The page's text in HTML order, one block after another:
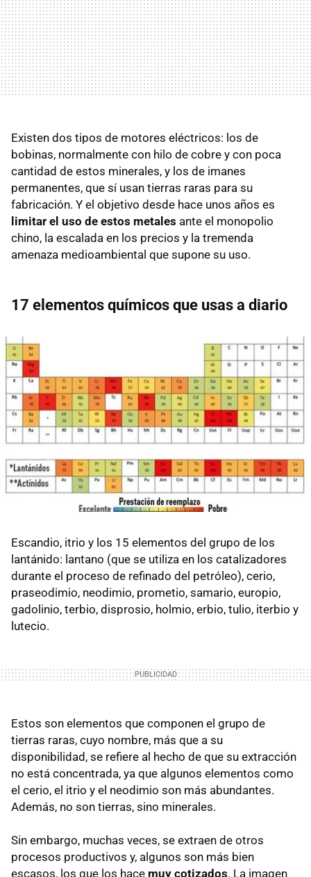
Existen dos tipos de motores eléctricos: los de
bobinas, normalmente con hilo de cobre y con poca
cantidad de estos minerales, y los de imanes
permanentes, que sí usan tierras raras para su
fabricación. Y el objetivo desde hace unos años es
limitar el uso de estos metales ante el monopolio
chino, la escalada en los precios y la tremenda
amenaza medioambiental que supone su uso.
17 elementos químicos que usas a diario
Escandio, itrio y los 15 elementos del grupo de los
lantánido: lantano (que se utiliza en los catalizadores
durante el proceso de refinado del petróleo), cerio,
praseodimio, neodimio, prometio, samario, europio,
gadolinio, terbio, disprosio, holmio, erbio, tulio, iterbio y
lutecio.
Estos son elementos que componen el grupo de
tierras raras, cuyo nombre, más que a su
disponibilidad, se refiere al hecho de que su extracción
no está concentrada, ya que algunos elementos como
el cerio, el itrio y el neodimio son más abundantes.
Además, no son tierras, sino minerales.
Sin embargo, muchas veces, se extraen de otros
procesos productivos y, algunos son más bien
escasos, los que los hace muy cotizados. La imagen